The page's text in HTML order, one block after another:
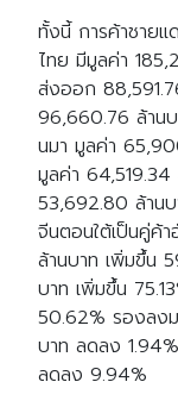
ทั้งนี้ การค้าชายแ
ไทย มีมูลค่า
ส่งออก
96,660.76 ล้าน
นมา มูลค่า
มูลค่า
53,692.80 ล้าน
จีนตอนใต้เป็นคู่ค้
ล้านบาท เพิ่มขึ้น
บาท เพิ่มขึ้น
50.62% รองลง
บาท ลดลง
ลดลง 9.94%